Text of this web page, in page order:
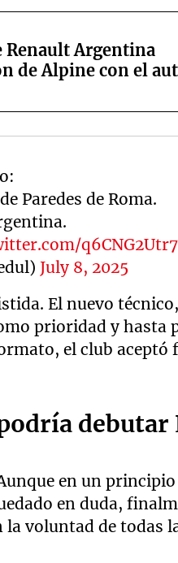
Renault Argentina
de Alpine con el
Paredes de Roma.
q6CNG2Utr7
July 8, 2025
El nuevo
prioridad y hasta
el club aceptó
debutar
en un principio
en duda,
voluntad de todas